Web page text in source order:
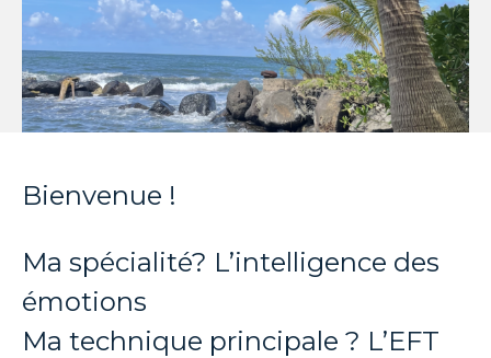
Bienvenue !
Ma spécialité? L’intelligence des
émotions
Ma technique principale ? L’EFT